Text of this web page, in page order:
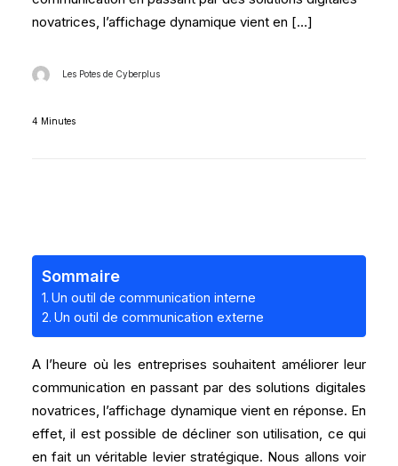
novatrices, l’affichage dynamique vient en […]
Les Potes de Cyberplus
4 Minutes
Sommaire
Un outil de communication interne
Un outil de communication externe
A l’heure où les entreprises souhaitent améliorer leur
communication en passant par des solutions digitales
novatrices, l’affichage dynamique vient en réponse. En
effet, il est possible de décliner son utilisation, ce qui
en fait un véritable levier stratégique. Nous allons voir